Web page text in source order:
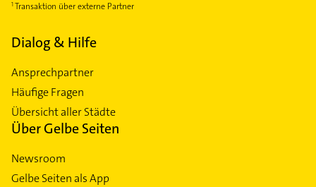
Transaktion über externe Partner
Dialog & Hilfe
Ansprechpartner
Häufige Fragen
Übersicht aller Städte
Über Gelbe Seiten
Newsroom
Gelbe Seiten als App